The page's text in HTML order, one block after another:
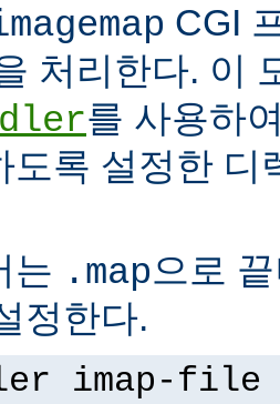
CGI
처리한다. 이
를 사용하
도록 설정한 디
는 .map으로
정한다.
imap-file